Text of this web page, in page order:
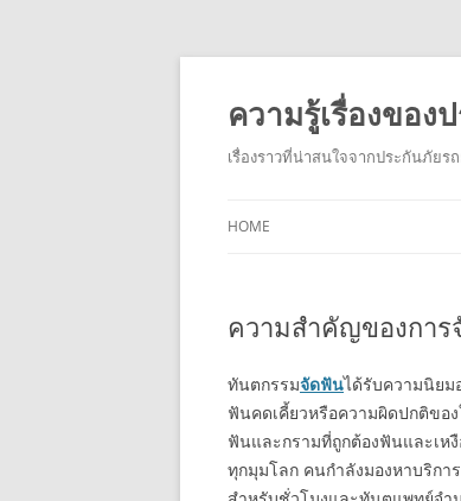
ความรู้เรื่องของ
เรื่องราวที่น่าสนใจจากประกันภัยร
HOME
ความสำคัญของกา
ทันตกรรมจัดฟันได้รับความนิยม
ฟันคดเคี้ยวหรือความผิดปกติขอ
ฟันและกรามที่ถูกต้องฟันและเห
ทุกมุมโลก คนกำลังมองหาบริก